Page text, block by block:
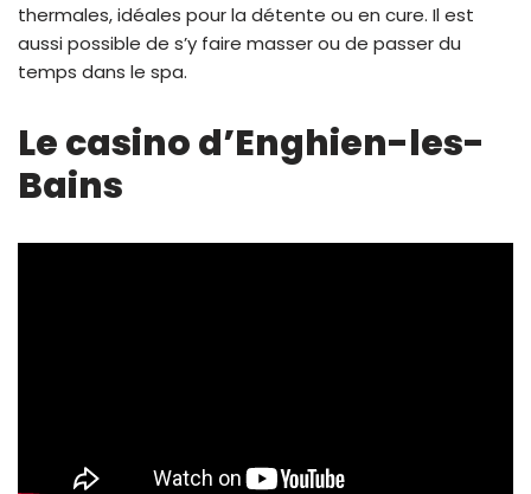
thermales, idéales pour la détente ou en cure. Il est
aussi possible de s’y faire masser ou de passer du
temps dans le spa.
Le casino d’Enghien-les-
Bains